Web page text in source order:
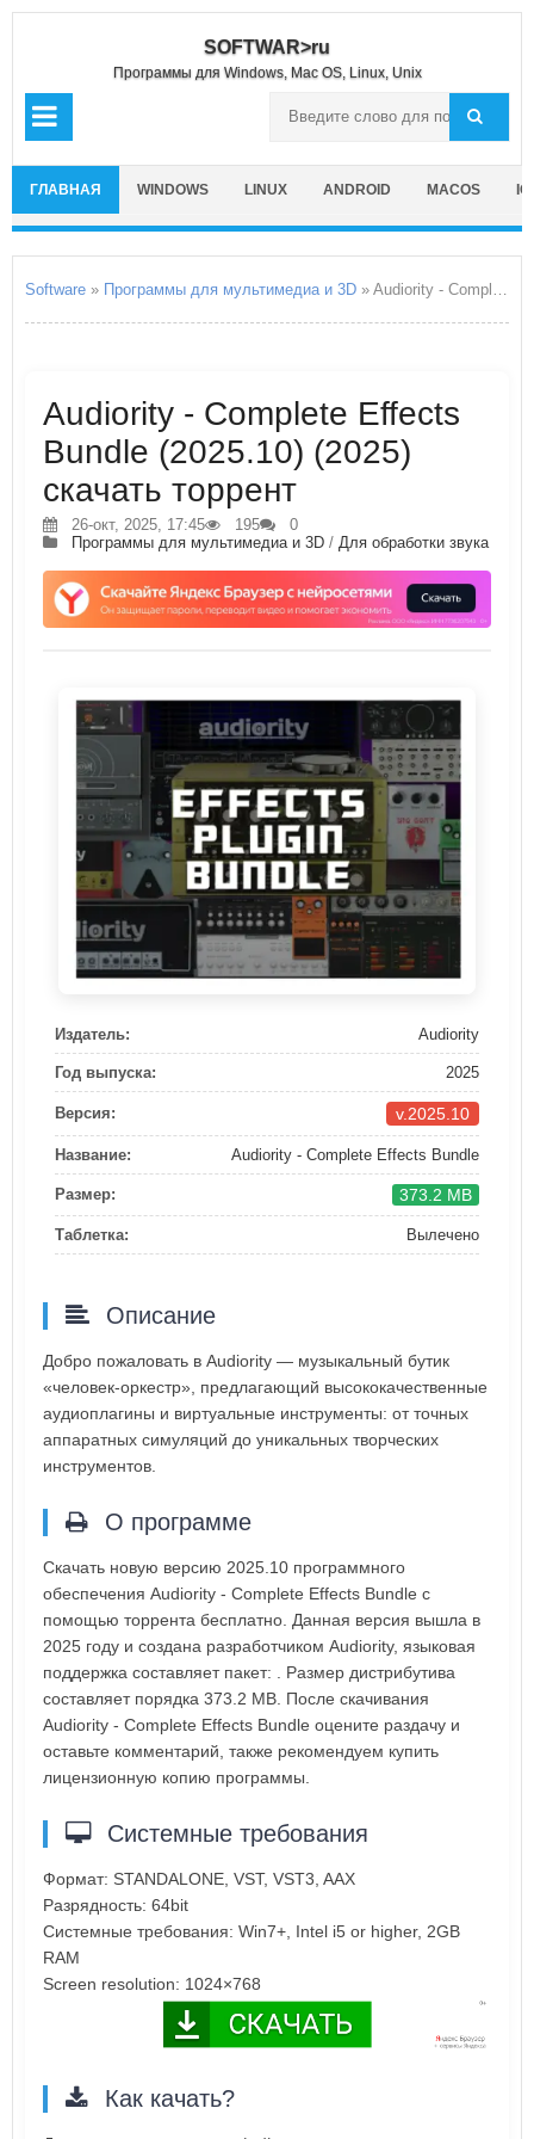
SOFTWAR>ru
Программы для Windows, Mac OS, Linux, Unix
ГЛАВНАЯ WINDOWS LINUX ANDROID MACOS
Software » Программы для мультимедиа и 3D » Audiority - Complete Effects Bundle
Audiority - Complete Effects
Bundle (2025.10) (2025)
скачать торрент
26-окт, 2025, 17:45 195
0
Программы для мультимедиа и 3D / Для обработки звука
Издатель: Audiority
Год выпуска: 2025
Версия: v.2025.10
Название: Audiority - Complete Effects Bundle
Размер: 373.2 MB
Таблетка: Вылечено
Описание
Добро пожаловать в Audiority — музыкальный бутик
«человек-оркестр», предлагающий высококачественные
аудиоплагины и виртуальные инструменты: от точных
аппаратных симуляций до уникальных творческих
инструментов.
О программе
Скачать новую версию 2025.10 программного
обеспечения Audiority - Complete Effects Bundle с
помощью торрента бесплатно. Данная версия вышла в
2025 году и создана разработчиком Audiority, языковая
поддержка составляет пакет: . Размер дистрибутива
составляет порядка 373.2 MB. После скачивания
Audiority - Complete Effects Bundle оцените раздачу и
оставьте комментарий, также рекомендуем купить
лицензионную копию программы.
Системные требования
Формат: STANDALONE, VST, VST3, AAX
Разрядность: 64bit
Системные требования: Win7+, Intel i5 or higher, 2GB
RAM
Screen resolution: 1024×768
Как качать?